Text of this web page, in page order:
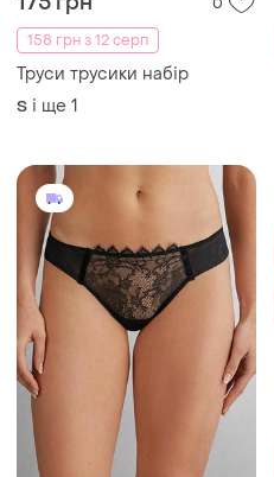
0
158 грн з 12 серп
Труси трусики набір
S і ще 1